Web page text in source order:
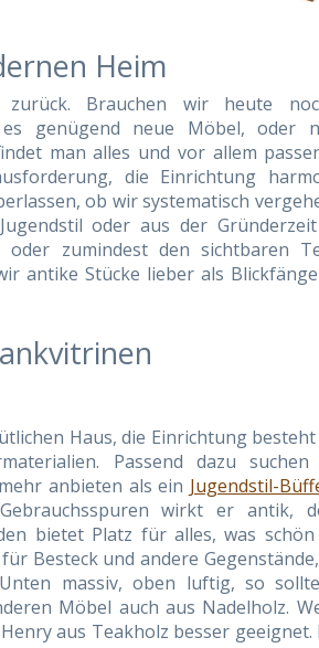
Heim
Brauchen wir heute
genügend neue Möbel, oder
man alles und vor allem
die Einrichtung
ob wir systematisch
oder aus der
oder zumindest den sichtbaren
antike Stücke lieber als
Haus, die Einrichtung
Passend dazu
anbieten als ein Jugendstil-
wirkt er antik,
bietet Platz für alles, was schön
Besteck und andere
massiv, oben luftig, so
Möbel auch aus Nadelholz.
aus Teakholz besser geeignet.